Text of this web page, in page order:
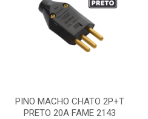
PINO MACHO CHATO 2P+T
PRETO 20A FAME 2143